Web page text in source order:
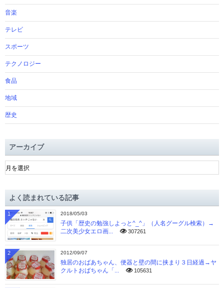
音楽
テレビ
スポーツ
テクノロジー
食品
地域
歴史
アーカイブ
ア
ー
ブよく読まれている記事
2018/05/03
子供「歴史の勉強しよっと^_^」（人名グーグル検索）→
二次美少女エロ画...
307261
1
2012/09/07
独居のおばあちゃん、便器と壁の間に挟まり３日経過→ヤ
クルトおばちゃん「...
105631
2